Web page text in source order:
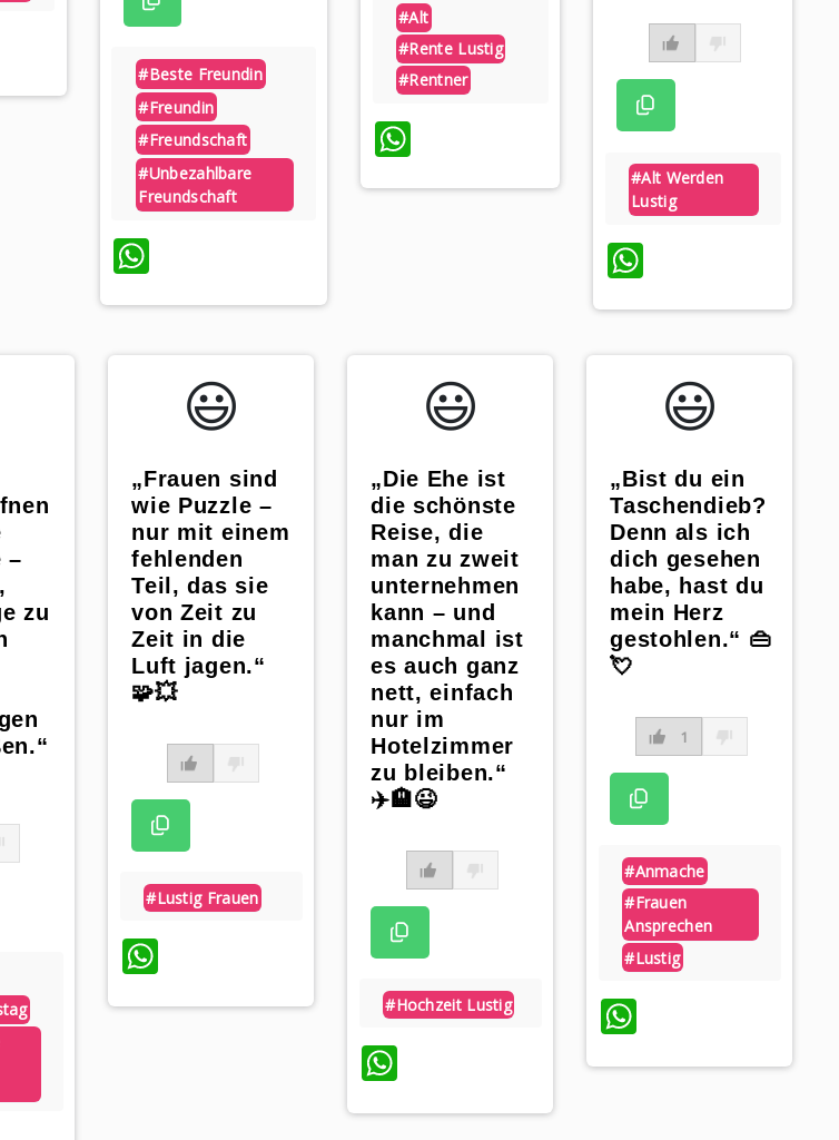
#beste Freundin
#freundin
#freundschaft
#unbezahlbare
Freundschaft
#alt
#rente Lustig
#rentner
WhatsApp
#alt Werden
Lustig
WhatsApp
–
zu
😃️
„Frauen sind
wie Puzzle –
nur mit einem
fehlenden
Teil, das sie
von Zeit zu
Zeit in die
Luft jagen.“
🧩💥
#lustig Frauen
WhatsApp
😃️
„Die Ehe ist
die schönste
Reise, die
man zu zweit
unternehmen
kann – und
manchmal ist
es auch ganz
nett, einfach
nur im
Hotelzimmer
zu bleiben.“
✈️🏨😉
#hochzeit Lustig
WhatsApp
😃️
„Bist du ein
Taschendieb?
Denn als ich
dich gesehen
habe, hast du
mein Herz
gestohlen.“ 👜
💘
1
#anmache
#frauen
Ansprechen
#lustig
WhatsApp